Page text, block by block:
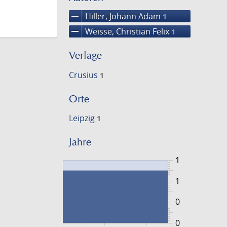
remove Hiller, Johann Adam 1
remove Weisse, Christian Felix 1
Verlage
Crusius 1
Orte
Leipzig 1
Jahre
0
1
0
1